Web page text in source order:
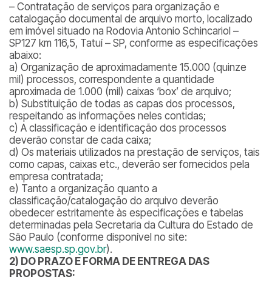
– Contratação de serviços para organização e
catalogação documental de arquivo morto, localizado
em imóvel situado na Rodovia Antonio Schincariol –
SP127 km 116,5, Tatuí – SP, conforme as especificações
abaixo:
a) Organização de aproximadamente 15.000 (quinze
mil) processos, correspondente a quantidade
aproximada de 1.000 (mil) caixas ‘box’ de arquivo;
b) Substituição de todas as capas dos processos,
respeitando as informações neles contidas;
c) A classificação e identificação dos processos
deverão constar de cada caixa;
d) Os materiais utilizados na prestação de serviços, tais
como capas, caixas etc., deverão ser fornecidos pela
empresa contratada;
e) Tanto a organização quanto a
classificação/catalogação do arquivo deverão
obedecer estritamente às especificações e tabelas
determinadas pela Secretaria da Cultura do Estado de
São Paulo (conforme disponível no site:
www.saesp.sp.gov.br).
2) DO PRAZO E FORMA DE ENTREGA DAS
PROPOSTAS: